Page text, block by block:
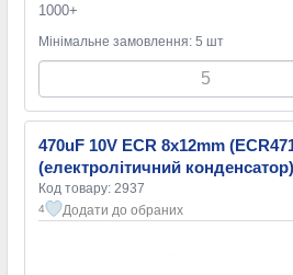
1000+
Мінімальне замовлення: 5 шт
470uF 10V ECR 8x12mm
(електролітичний конденсатор)
Код товару: 2937
4 Додати до обраних